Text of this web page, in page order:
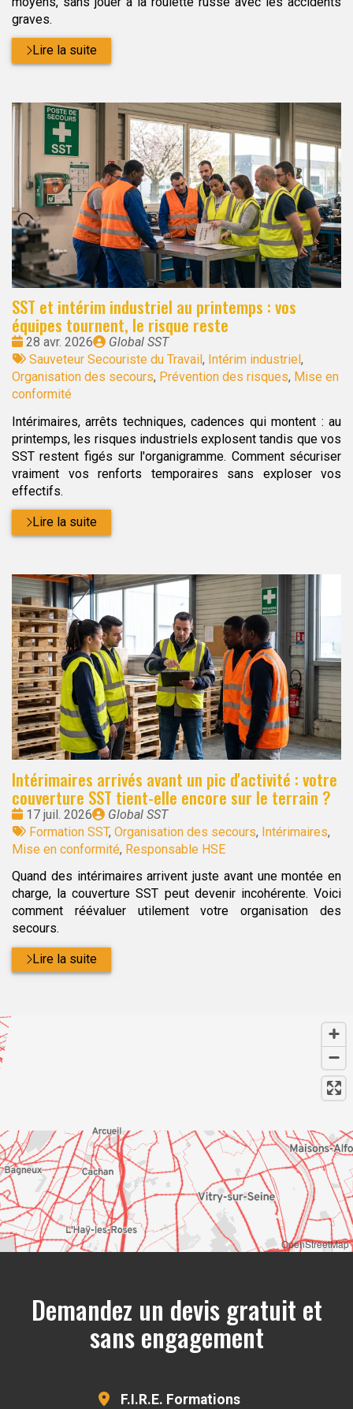
graves.
Lire la suite
SST et intérim industriel au printemps : vos
équipes tournent, le risque reste
Date
:
28 avr. 2026
Publié
par
Global SST
Tags
:
Sauveteur Secouriste du Travail , Intérim industriel ,
Organisation des secours, Prévention des risques, Mise en
conformité
Intérimaires, arrêts techniques, cadences qui montent : au
printemps, les risques industriels explosent tandis que vos
SST restent figés sur l'organigramme. Comment sécuriser
vraiment vos renforts temporaires sans exploser vos
effectifs.
Lire la suite
Intérimaires arrivés avant un pic d'activité : votre
couverture SST tient-elle encore sur le terrain ?
Date
:
17 juil. 2026
Publié
par
Global SST
Tags
:
Formation SST, Organisation des secours, Intérimaires,
Mise en conformité, Responsable HSE
Quand des intérimaires arrivent juste avant une montée en
charge, la couverture SST peut devenir incohérente. Voici
comment réévaluer utilement votre organisation des
secours.
Lire la suite
OpenStreetMap
Demandez un devis gratuit et
sans engagement
F.I.R.E. Formations